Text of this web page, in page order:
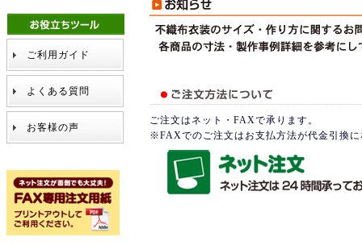
ご利用ガイド
よくある質問
お客様の声
ご注文はネット・FAXで承ります。
※FAXでのご注文はお支払方法が代金引換